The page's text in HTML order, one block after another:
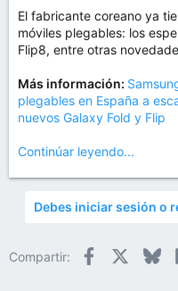
t
e
m
a
El fabricante coreano ya
móviles plegables: los
Flip8, entre otras
Más información:
plegables en España a
nuevos Galaxy Fold y Flip
Continúar leyendo...
Debes iniciar sesión o
Compartir: Facebook